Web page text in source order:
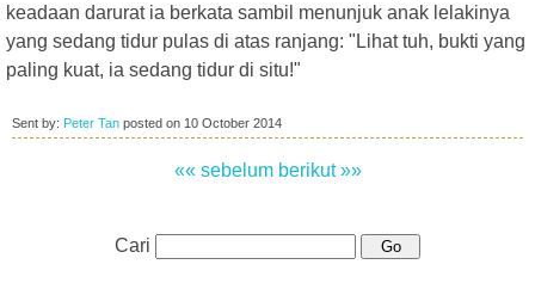
keadaan darurat ia berkata sambil menunjuk anak lelakinya
yang sedang tidur pulas di atas ranjang: "Lihat tuh, bukti yang
paling kuat, ia sedang tidur di situ!"
Sent by: Peter Tan posted on 10 October 2014
«« sebelum berikut »»
Cari